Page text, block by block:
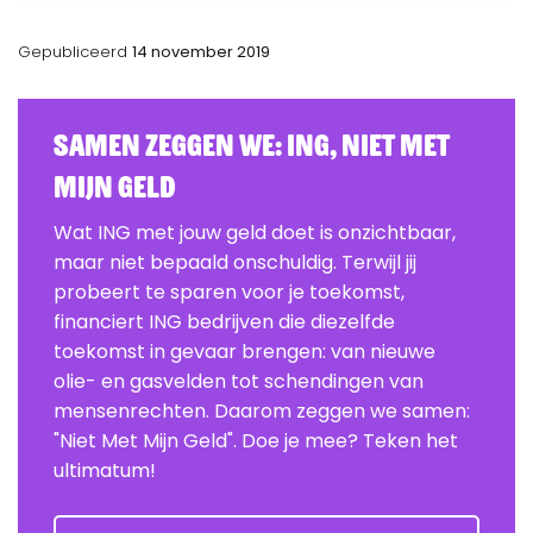
Gepubliceerd 14 november 2019
Samen zeggen we: ING, Niet Met
Mijn Geld
Wat ING met jouw geld doet is onzichtbaar,
maar niet bepaald onschuldig. Terwijl jij
probeert te sparen voor je toekomst,
financiert ING bedrijven die diezelfde
toekomst in gevaar brengen: van nieuwe
olie- en gasvelden tot schendingen van
mensenrechten. Daarom zeggen we samen:
"Niet Met Mijn Geld". Doe je mee? Teken het
ultimatum!